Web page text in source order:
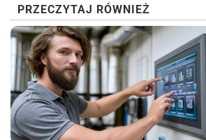
PRZECZYTAJ RÓWNIEŻ